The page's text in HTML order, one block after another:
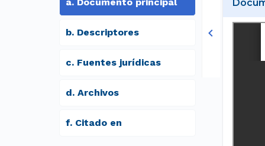
b. Descriptores
c. Fuentes jurídicas
d. archivos
f. Citado en